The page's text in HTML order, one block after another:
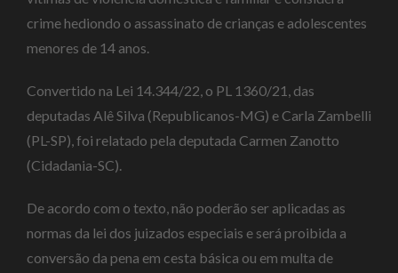
crime hediondo o assassinato de crianças e adolescentes
menores de 14 anos.
Convertido na Lei 14.344/22, o PL 1360/21, das
deputadas Alê Silva (Republicanos-MG) e Carla Zambelli
(PL-SP), foi relatado pela deputada Carmen Zanotto
(Cidadania-SC).
De acordo com o texto, não poderão ser aplicadas as
normas da lei dos juizados especiais e será proibida a
conversão da pena em cesta básica ou em multa de